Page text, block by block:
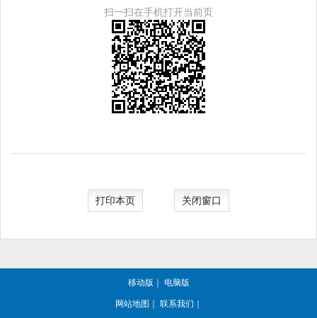
扫一扫在手机打开当前页
打印本页 关闭窗口
移动版 电脑版
网站地图 联系我们